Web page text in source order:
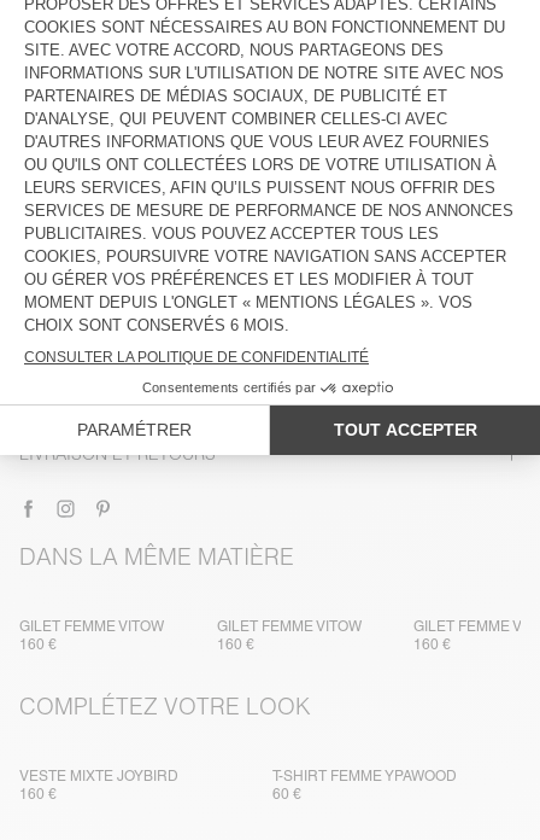
VOIR LA DISPONIBILITE EN MAGASIN
VOIR LE LOOK
DESCRIPTION
TAILLE ET COUPE
LIVRAISON ET RETOURS
DANS LA MÊME MATIÈRE
GILET FEMME VITOW
160 €
GILET FEMME VITOW
160 €
GILET FEMME
160 €
COMPLÉTEZ VOTRE LOOK
VESTE MIXTE JOYBIRD
160 €
T-SHIRT FEMME YPAWOOD
60 €